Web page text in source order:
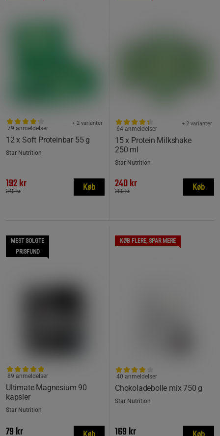
12 x Soft Proteinbar 55 g
+ 2 varianter
79 anmeldelser
Star Nutrition
192 kr
240 kr Køb
15 x Protein Milkshake
250 ml
+ 2 varianter
64 anmeldelser
Star Nutrition
240 kr
300 kr Køb
MEST SOLGTE
PRISFUND
Ultimate Magnesium 90
kapsler
89 anmeldelser
Star Nutrition
79 kr
KØB FLERE, SPAR MERE
Chokoladebolle mix 750 g
40 anmeldelser
Star Nutrition
169 kr